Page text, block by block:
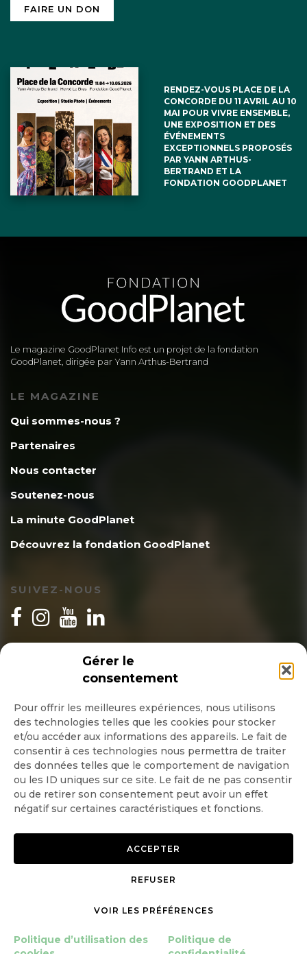
Gérer le
consentement
Pour offrir les meilleures expériences, nous utilisons
des technologies telles que les cookies pour stocker
et/ou accéder aux informations des appareils. Le fait de
consentir à ces technologies nous permettra de traiter
des données telles que le comportement de navigation
ou les ID uniques sur ce site. Le fait de ne pas consentir
ou de retirer son consentement peut avoir un effet
négatif sur certaines caractéristiques et fonctions.
ACCEPTER
REFUSER
VOIR LES PRÉFÉRENCES
Politique d’utilisation des
Politique de
FAIRE UN DON
RENDEZ-VOUS PLACE DE LA
CONCORDE DU 11 AVRIL AU 10
MAI POUR VIVRE ENSEMBLE,
UNE EXPOSITION ET DES
ÉVÉNEMENTS
EXCEPTIONNELS PROPOSÉS
PAR YANN ARTHUS-
BERTRAND ET LA
FONDATION GOODPLANET
Le magazine GoodPlanet Info est un projet de la fondation
GoodPlanet, dirigée par Yann Arthus-Bertrand
LE MAGAZINE
Qui sommes-nous ?
Partenaires
Nous contacter
Soutenez-nous
La minute GoodPlanet
Découvrez la fondation GoodPlanet
SUIVEZ-NOUS
INSCRIPTION NEWSLETTER
Quotidienne
Hebdo
OK
Politique de confidentialité